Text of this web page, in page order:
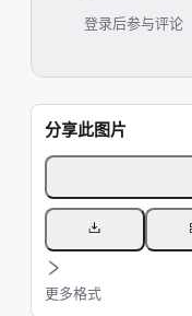
登录后参与评论
分享此图片
更多格式